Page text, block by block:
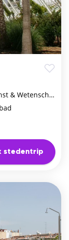
& Wetenschap
stedentrip